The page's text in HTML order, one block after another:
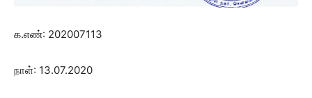
க.எண்: 202007113
நாள்: 13.07.2020